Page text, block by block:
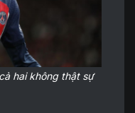
hai không thật sự